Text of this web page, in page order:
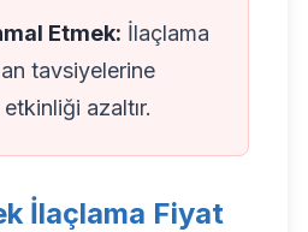
Etmek: İlaçlama
tavsiyelerine
azaltır.
İlaçlama Fiyat